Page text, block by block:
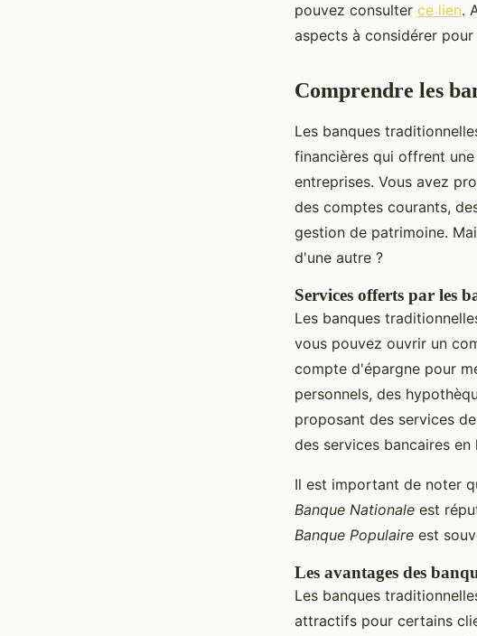
pouvez consulter ce lien.
aspects à considérer
Comprendre les
Les banques
financières qui offrent
entreprises. Vous avez
des comptes courants,
gestion de patrimoine.
d'une autre ?
Services offerts par les
Les banques
vous pouvez ouvrir un
compte d'épargne pour
personnels, des
proposant des services
des services bancaires en
Il est important de noter
Banque Nationale est
Banque Populaire est
Les avantages des
Les banques
attractifs pour certains